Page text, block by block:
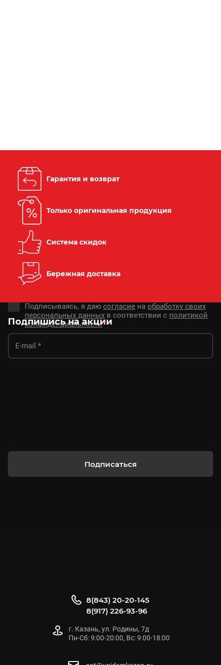
Гарантия и возврат
Только оригинальная продукция
Система скидок
Бережная доставка
Подпишись на акции
Подписываясь, я даю согласие на обработку своих
персональных данных в соответствии с политикой
конфиденциальности *
Подписаться
8(843) 20-20-145
8(917) 226-93-96
г. Казань, ул. Родины, 7д
Пн-Сб: 9:00-20:00, Вс: 9:00-18:00